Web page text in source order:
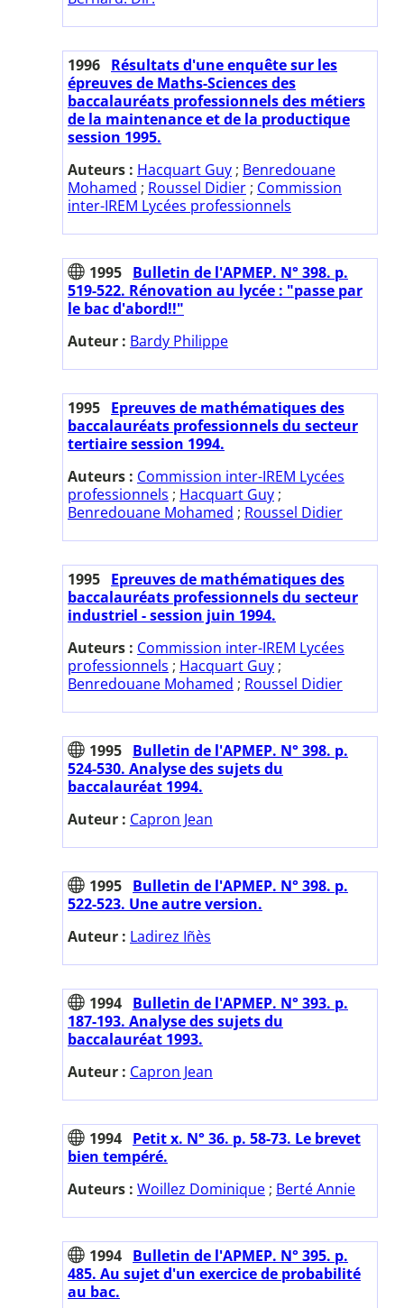
1996 Résultats d'une enquête sur les
épreuves de Maths-Sciences des
baccalauréats professionnels des métiers
de la maintenance et de la productique
session 1995.
Auteurs : Hacquart Guy ; Benredouane
Mohamed ; Roussel Didier ; Commission
inter-IREM Lycées professionnels
1995 Bulletin de l'APMEP. N° 398. p.
519-522. Rénovation au lycée : "passe par
le bac d'abord!!"
Auteur : Bardy Philippe
1995 Epreuves de mathématiques des
baccalauréats professionnels du secteur
tertiaire session 1994.
Auteurs : Commission inter-IREM Lycées
professionnels ; Hacquart Guy ;
Benredouane Mohamed ; Roussel Didier
1995 Epreuves de mathématiques des
baccalauréats professionnels du secteur
industriel - session juin 1994.
Auteurs : Commission inter-IREM Lycées
professionnels ; Hacquart Guy ;
Benredouane Mohamed ; Roussel Didier
1995 Bulletin de l'APMEP. N° 398. p.
524-530. Analyse des sujets du
baccalauréat 1994.
Auteur : Capron Jean
1995 Bulletin de l'APMEP. N° 398. p.
522-523. Une autre version.
Auteur : Ladirez Iñès
1994 Bulletin de l'APMEP. N° 393. p.
187-193. Analyse des sujets du
baccalauréat 1993.
Auteur : Capron Jean
1994 Petit x. N° 36. p. 58-73. Le brevet
bien tempéré.
Auteurs : Woillez Dominique ; Berté Annie
1994 Bulletin de l'APMEP. N° 395. p.
485. Au sujet d'un exercice de probabilité
au bac.